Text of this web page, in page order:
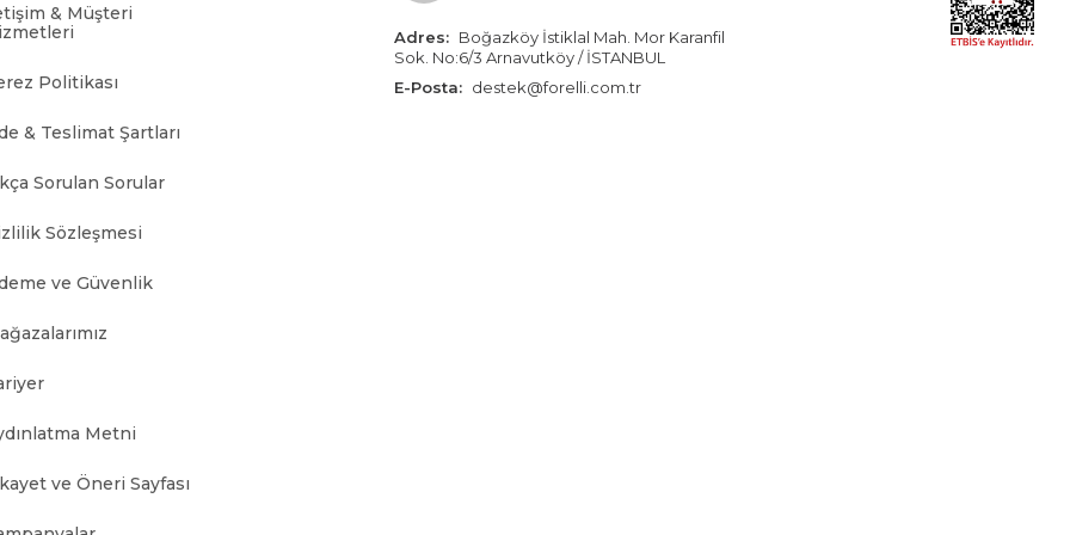
& Müşteri
Politikası
& Teslimat Şartları
Sorulan Sorular
Sözleşmesi
ve Güvenlik
Metni
ve Öneri Sayfası
Adres: Boğazköy İstiklal Mah. Mor Karanfil
Sok. No:6/3 Arnavutköy / İSTANBUL
E-Posta: destek@forelli.com.tr